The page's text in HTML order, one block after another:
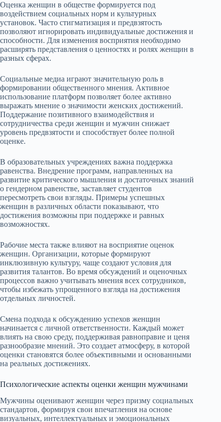
Оценка женщин в обществе формируется под
воздействием социальных норм и культурных
установок. Часто стигматизация и предвзятость
позволяют игнорировать индивидуальные достижения и
способности. Для изменения восприятия необходимо
расширять представления о ценностях и ролях женщин в
разных сферах.
Социальные медиа играют значительную роль в
формировании общественного мнения. Активное
использование платформ позволяет более активно
выражать мнение о значимости женских достижений.
Поддержание позитивного взаимодействия и
сотрудничества среди женщин и мужчин снижает
уровень предвзятости и способствует более полной
оценке.
В образовательных учреждениях важна поддержка
равенства. Внедрение программ, направленных на
развитие критического мышления и достаточных знаний
о гендерном равенстве, заставляет студентов
пересмотреть свои взгляды. Примеры успешных
женщин в различных области показывают, что
достижения возможны при поддержке и равных
возможностях.
Рабочие места также влияют на восприятие оценок
женщин. Организации, которые формируют
инклюзивную культуру, чаще создают условия для
развития талантов. Во время обсуждений и оценочных
процессов важно учитывать мнения всех сотрудников,
чтобы избежать упрощенного взгляда на достижения
отдельных личностей.
Смена подхода к обсуждению успехов женщин
начинается с личной ответственности. Каждый может
влиять на свою среду, поддерживая равноправие и ценя
разнообразие мнений. Это создает атмосферу, в которой
оценки становятся более объективными и основанными
на реальных достижениях.
Психологические аспекты оценки женщин мужчинами
Мужчины оценивают женщин через призму социальных
стандартов, формируя свои впечатления на основе
визуальных, интеллектуальных и эмоциональных